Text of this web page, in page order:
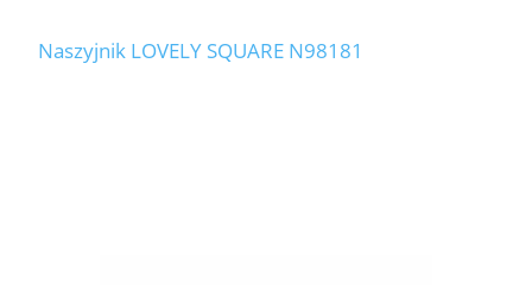
Naszyjnik LOVELY SQUARE N98181